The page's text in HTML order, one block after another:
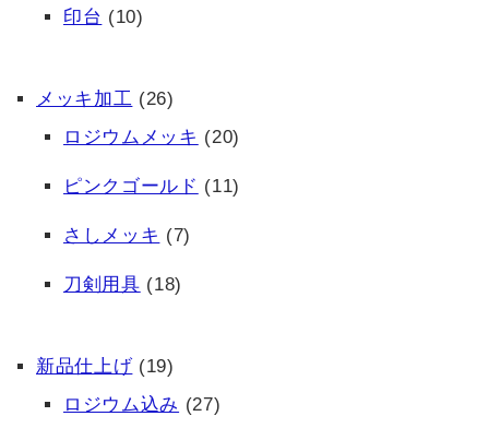
印台 (10)
メッキ加工 (26)
ロジウムメッキ (20)
ピンクゴールド (11)
さしメッキ (7)
刀剣用具 (18)
新品仕上げ (19)
ロジウム込み (27)